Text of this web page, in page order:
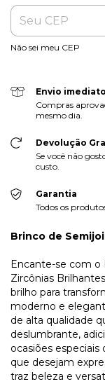
Não sei meu CEP
Envio imediato
Compras
mesmo dia.
Devolução
Se você não
custo.
Garantia
Todos os
Brinco de
Encante-se com o
Zircônias
brilho para
moderno e
de alta qualidade
deslumbrante,
ocasiões
que desejam
traz beleza e